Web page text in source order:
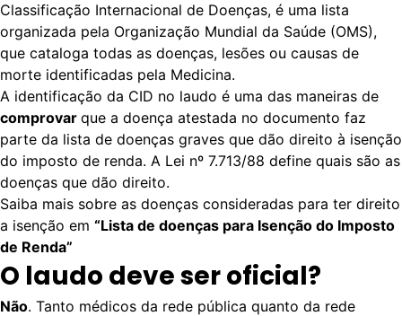
Classificação Internacional de Doenças, é uma lista
organizada pela Organização Mundial da Saúde (OMS),
que cataloga todas as doenças, lesões ou causas de
morte identificadas pela Medicina.
A identificação da CID no laudo é uma das maneiras de
comprovar que a doença atestada no documento faz
parte da lista de doenças graves que dão direito à isenção
do imposto de renda. A Lei nº 7.713/88 define quais são as
doenças que dão direito.
Saiba mais sobre as doenças consideradas para ter direito
a isenção em “Lista de doenças para Isenção do Imposto
de Renda”
O laudo deve ser oficial?
Não. Tanto médicos da rede pública quanto da rede